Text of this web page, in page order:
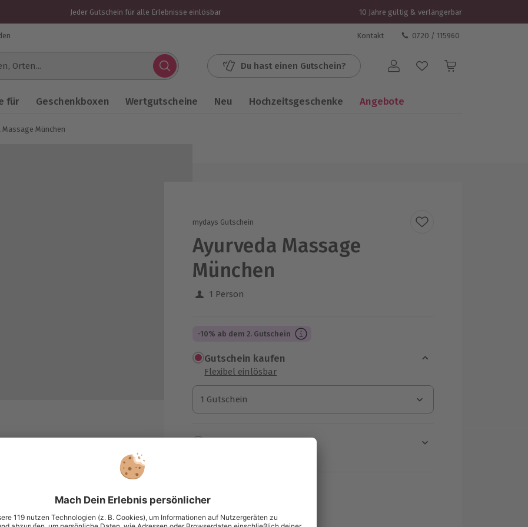
Jeder Gutschein für alle Erlebnisse einlösbar 10 Jahre gültig & verlängerbar
Kontakt 0720 / 115960
Du hast einen Gutschein? Benutzerkonto
für Geschenkboxen Wertgutscheine Neu Hochzeitsgeschenke Angebote
Massage München
mydays Gutschein
Ayurveda Massage
München
1 Person
-10% ab dem 2. Gutschein
Gutschein kaufen
Flexibel einlösbar
1 Gutschein
1 Gutschein
1 Gutschein
105,90 €
zzgl. Versand(inkl. MwSt.)
Ölen